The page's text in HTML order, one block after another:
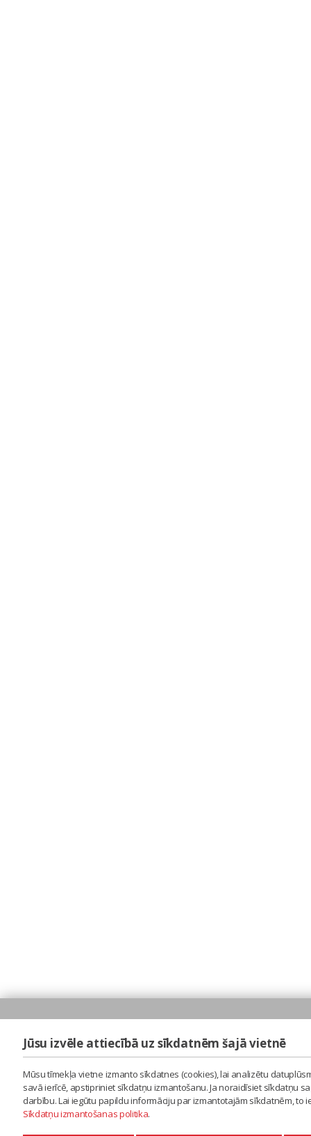
Jūsu izvēle attiecībā uz sīkdatnēm šajā vietnē
Mūsu tīmekļa vietne izmanto sīkdatnes (cookies), lai analizētu
savā ierīcē, apstipriniet sīkdatņu izmantošanu. Ja noraidīsiet sīkdatņu
darbību. Lai iegūtu papildu informāciju par izmantotajām sīkdatnēm,
Sīkdatņu izmantošanas politika.